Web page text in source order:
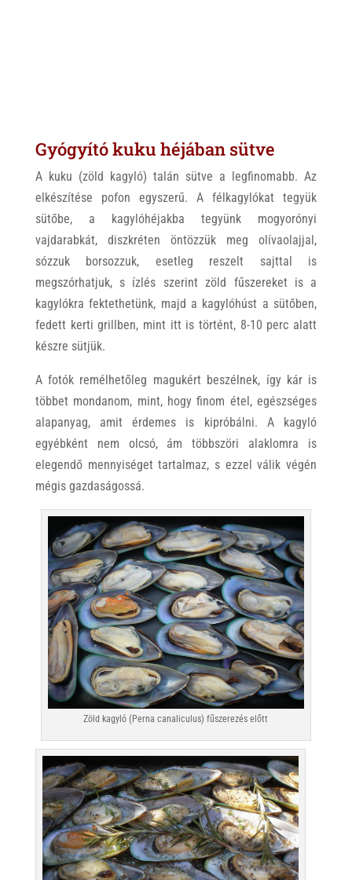
Gyógyító kuku héjában sütve
A kuku (zöld kagyló) talán sütve a legfinomabb. Az
elkészítése pofon egyszerű. A félkagylókat tegyük
sütőbe, a kagylóhéjakba tegyünk mogyorónyi
vajdarabkát, diszkréten öntözzük meg olívaolajjal,
sózzuk borsozzuk, esetleg reszelt sajttal is
megszórhatjuk, s ízlés szerint zöld fűszereket is a
kagylókra fektethetünk, majd a kagylóhúst a sütőben,
fedett kerti grillben, mint itt is történt, 8-10 perc alatt
készre sütjük.
A fotók remélhetőleg magukért beszélnek, így kár is
többet mondanom, mint, hogy finom étel, egészséges
alapanyag, amit érdemes is kipróbálni. A kagyló
egyébként nem olcsó, ám többszöri alaklomra is
elegendő mennyiséget tartalmaz, s ezzel válik végén
mégis gazdaságossá.
Zöld kagyló (Perna canaliculus) fűszerezés előtt